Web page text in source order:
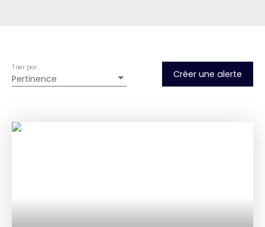
Ambilly (74100)
Localisation
Pertinence
Trier par
Créer une alerte